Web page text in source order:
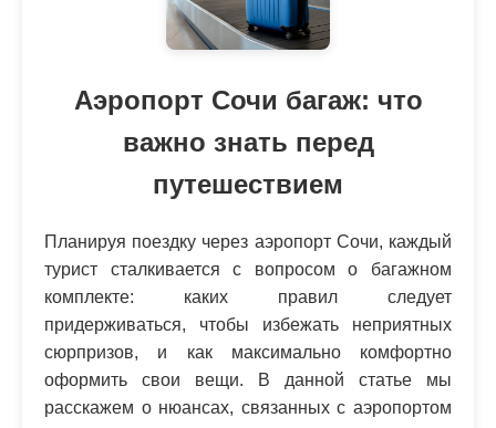
Аэропорт Сочи багаж: что
важно знать перед
путешествием
Планируя поездку через аэропорт Сочи, каждый
турист сталкивается с вопросом о багажном
комплекте: каких правил следует
придерживаться, чтобы избежать неприятных
сюрпризов, и как максимально комфортно
оформить свои вещи. В данной статье мы
расскажем о нюансах, связанных с аэропортом